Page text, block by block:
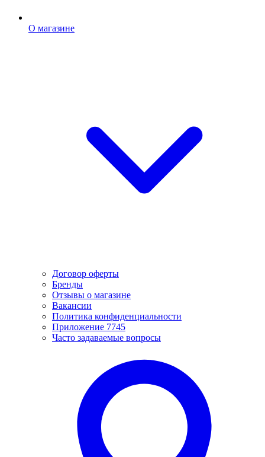
О магазине
Договор оферты
Бренды
Отзывы о магазине
Вакансии
Политика конфиденциальности
Приложение 7745
Часто задаваемые вопросы